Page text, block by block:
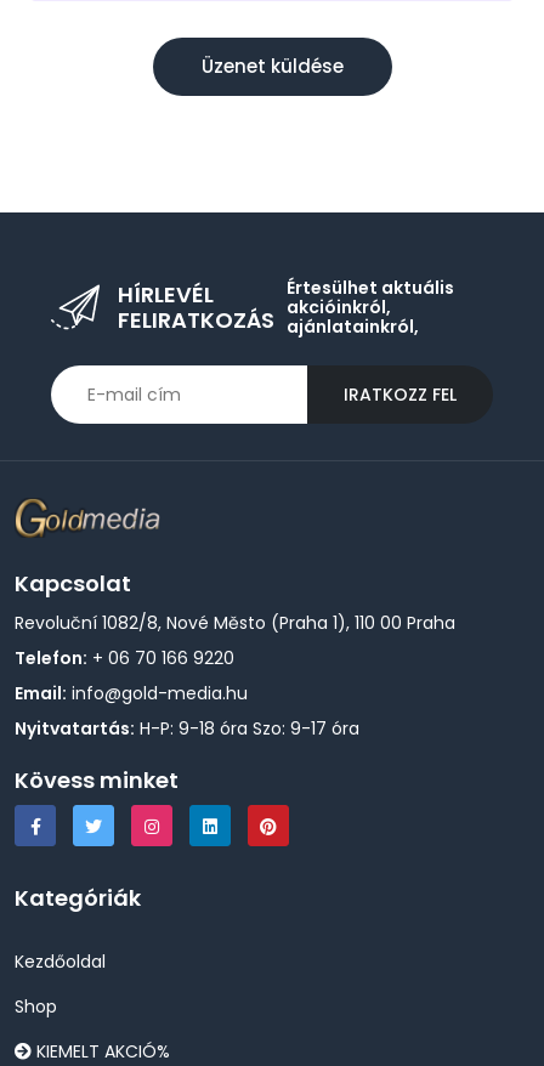
Üzenet küldése
HÍRLEVÉL
FELIRATKOZÁS
Értesülhet aktuális
akcióinkról,
ajánlatainkról,
IRATKOZZ FEL
Kapcsolat
Revoluční 1082/8, Nové Město (Praha 1), 110 00 Praha
Telefon: + 06 70 166 9220
Email: info@gold-media.hu
Nyitvatartás: H-P: 9-18 óra Szo: 9-17 óra
Kövess minket
Kategóriák
Kezdőoldal
Shop
KIEMELT AKCIÓ%